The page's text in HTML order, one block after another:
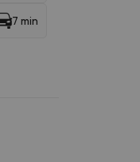
7 min